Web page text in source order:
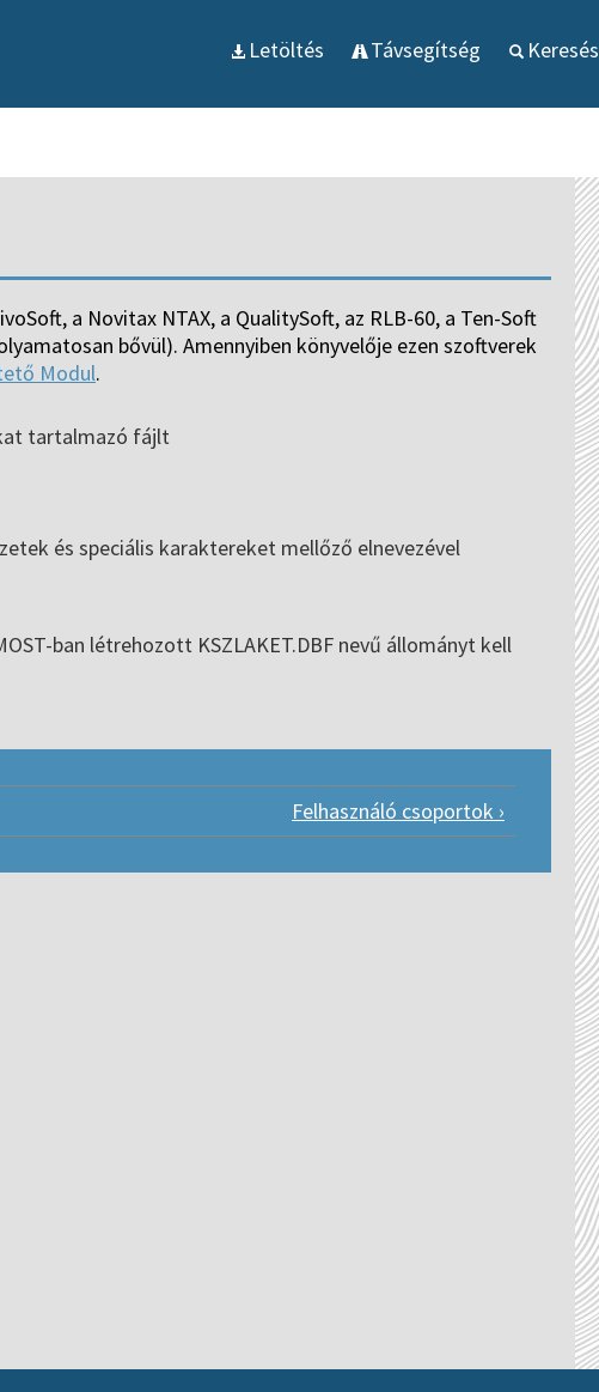
Letöltés Távsegítség Keresés
a Novitax NTAX, a QualitySoft, az RLB-60, a Ten-Soft
bővül). Amennyiben könyvelője ezen szoftverek
Modul.
tartalmazó fájlt
és speciális karaktereket mellőző elnevezével
ban létrehozott KSZLAKET.DBF nevű állományt kell
Felhasználó csoportok ›